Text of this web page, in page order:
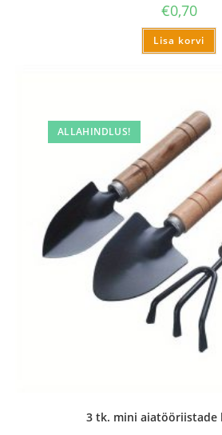
€0,70
Lisa korvi
ALLAHINDLUS!
3 tk. mini aiatööriistade